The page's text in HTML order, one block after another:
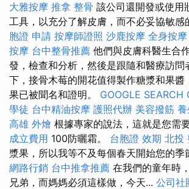
大雅按摩 推拿 整骨 該公司還開發或使用
工具，以充分了解皮膚，而不必妥協敏感
胞證 申請 按摩師證照 沙鹿按摩 全身按摩
按摩 台中整骨推薦 他們與皮膚科醫生合
發，檢查和分析，然後是跟隨和醫療訪問
下，接骨木莓的開花值得製作糖漿和果醬
果已被聞名和證明。 GOOGLE SEARCH
學徒 台中精油按摩 護照代辦 美容撥筋
高雄 外燴 根據專家的說法，這就是您需
成立費用 100防曬霜。 台胞證 效期 北投
漿果，所以我等不及每個春天開始您的季
網路行銷 台中推拿推薦 在我們的童年時
兄弟，而媽媽必須這樣做，今天... 公司社